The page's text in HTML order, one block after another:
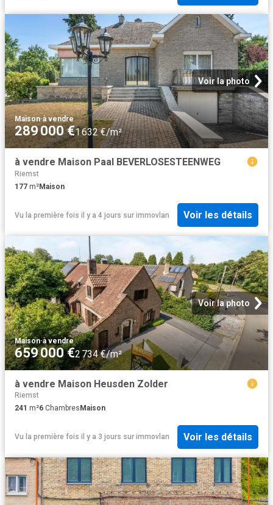
Voir la photo
Maison·à vendre
289 000 €1 632 €/m²
à vendre Maison Paal BEVERLOSESTEENWEG
Riemst
177 m²Maison
Vu la première fois il y a 4 jours sur immovlan Voir les détails
Voir la photo
Maison·à vendre
659 000 €2 734 €/m²
à vendre Maison Heusden Zolder
Riemst
241 m²6 Chambres Maison
Vu la première fois il y a 3 jours sur immovlan Voir les détails